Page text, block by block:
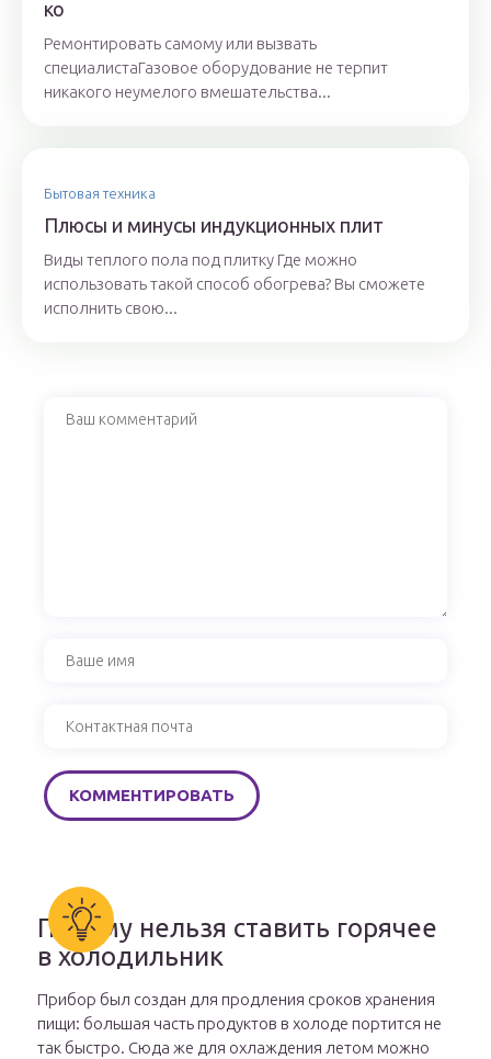
ко
Ремонтировать самому или вызвать
специалистаГазовое оборудование не терпит
никакого неумелого вмешательства...
Бытовая техника
Плюсы и минусы индукционных плит
Виды теплого пола под плитку Где можно
использовать такой способ обогрева? Вы сможете
исполнить свою...
Почему нельзя ставить горячее
в холодильник
Прибор был создан для продления сроков хранения
пищи: большая часть продуктов в холоде портится не
так быстро. Сюда же для охлаждения летом можно